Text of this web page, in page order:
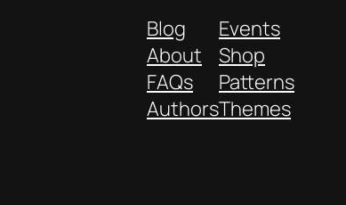
Blog
About
FAQs
Authors
Events
Shop
Patterns
Themes